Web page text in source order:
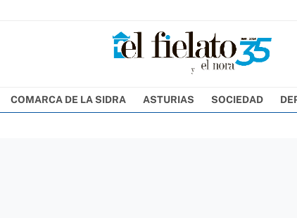
COMARCA DE LA SIDRA ASTURIAS SOCIEDAD